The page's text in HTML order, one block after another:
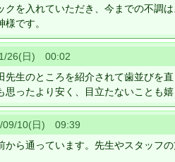
クを入れていただき、今までの不調は
です。
26(日) 00:02
先生のところを紹介されて歯並びを
思ったより安く、目立たないことも嬉
10(日) 09:39
から通っています。先生やスタッフ